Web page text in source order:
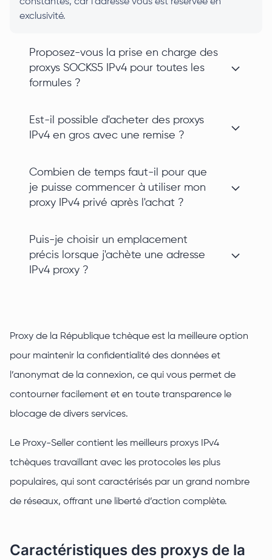
constantes, car l'adresse vous est réservée en
exclusivité.
Proposez-vous la prise en charge des
proxys SOCKS5 IPv4 pour toutes les
formules ?
Est-il possible d'acheter des proxys
IPv4 en gros avec une remise ?
Combien de temps faut-il pour que
je puisse commencer à utiliser mon
proxy IPv4 privé après l'achat ?
Puis-je choisir un emplacement
précis lorsque j'achète une adresse
IPv4 proxy ?
Proxy de la République tchèque est la meilleure option
pour maintenir la confidentialité des données et
l’anonymat de la connexion, ce qui vous permet de
contourner facilement et en toute transparence le
blocage de divers services.
Le Proxy-Seller contient les meilleurs proxys IPv4
tchèques travaillant avec les protocoles les plus
populaires, qui sont caractérisés par un grand nombre
de réseaux, offrant une liberté d’action complète.
Caractéristiques des proxys de la